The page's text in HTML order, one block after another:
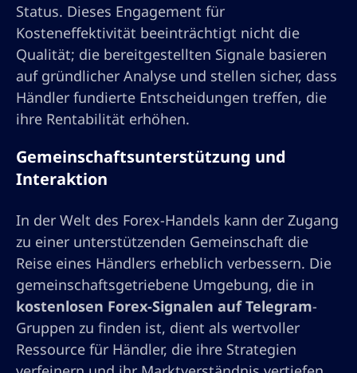
Status. Dieses Engagement für
Kosteneffektivität beeinträchtigt nicht die
Qualität; die bereitgestellten Signale basieren
auf gründlicher Analyse und stellen sicher, dass
Händler fundierte Entscheidungen treffen, die
ihre Rentabilität erhöhen.
Gemeinschaftsunterstützung und
Interaktion
In der Welt des Forex-Handels kann der Zugang
zu einer unterstützenden Gemeinschaft die
Reise eines Händlers erheblich verbessern. Die
gemeinschaftsgetriebene Umgebung, die in
kostenlosen Forex-Signalen auf Telegram-
Gruppen zu finden ist, dient als wertvoller
Ressource für Händler, die ihre Strategien